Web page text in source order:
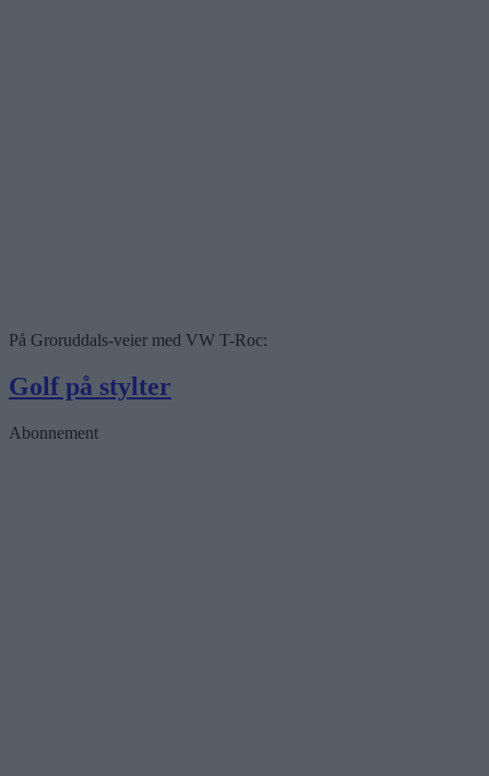
På Groruddals-veier med VW T-Roc:
Golf på stylter
Abonnement